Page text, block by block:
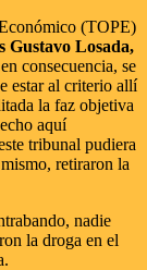
(TOPE)
Gustavo Losada,
consecuencia, se
estar al criterio allí
la faz objetiva
aquí
tribunal pudiera
retiraron la
nadie
la droga en el